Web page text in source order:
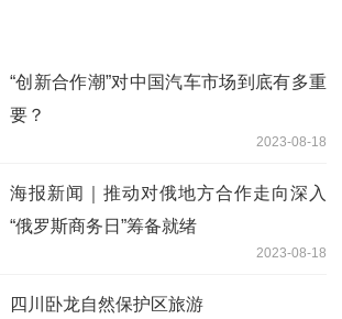
“创新合作潮”对中国汽车市场到底有多重
要？
2023-08-18
海报新闻｜推动对俄地方合作走向深入
“俄罗斯商务日”筹备就绪
2023-08-18
四川卧龙自然保护区旅游